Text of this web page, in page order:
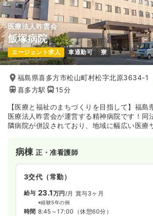
医療法人昨雲会
飯塚病院
エージェント求人 車通勤可 寮
福島県喜多方市松山町村松字北原3634-1
喜多方駅
15分
【医療と福祉のまちづくりを目指して】福島
医療法人昨雲会が運営する精神病院です！同
隣病院が併設されており、地域に幅広い医療
病棟正・准看護師
3交代（常勤）
給与 23.1万円/月 賞与3ヶ月
※経験5年の例
時間 8:45～17:00 （休憩60分）